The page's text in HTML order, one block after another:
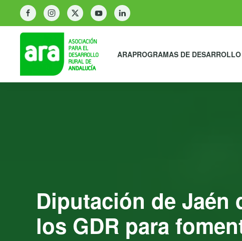
ARAPROGRAMAS DE
Diputación de Jaén
los GDR para